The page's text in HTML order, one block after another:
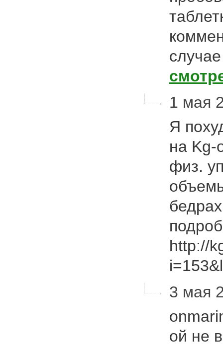
1 мая
Я
на Kg-
физ.
http://
3 мая
ой не